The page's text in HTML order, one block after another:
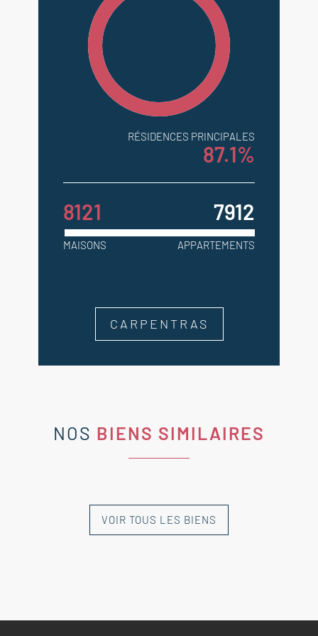
RÉSIDENCES PRINCIPALES
87.1%
8121 7912
MAISONS APPARTEMENTS
CARPENTRAS
NOS BIENS SIMILAIRES
NOUVEAUTÉ
NOUVEAUTÉ
NOUVEAUTÉ
NOUVEAUTÉVOIR TOUS LES BIENS